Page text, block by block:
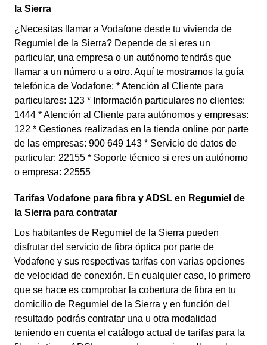
la Sierra
¿Necesitas llamar a Vodafone desde tu vivienda de
Regumiel de la Sierra? Depende de si eres un
particular, una empresa o un autónomo tendrás que
llamar a un número u a otro. Aquí te mostramos la guía
telefónica de Vodafone: * Atención al Cliente para
particulares: 123 * Información particulares no clientes:
1444 * Atención al Cliente para autónomos y empresas:
122 * Gestiones realizadas en la tienda online por parte
de las empresas: 900 649 143 * Servicio de datos de
particular: 22155 * Soporte técnico si eres un autónomo
o empresa: 22555
Tarifas Vodafone para fibra y ADSL en Regumiel de
la Sierra para contratar
Los habitantes de Regumiel de la Sierra pueden
disfrutar del servicio de fibra óptica por parte de
Vodafone y sus respectivas tarifas con varias opciones
de velocidad de conexión. En cualquier caso, lo primero
que se hace es comprobar la cobertura de fibra en tu
domicilio de Regumiel de la Sierra y en función del
resultado podrás contratar una u otra modalidad
teniendo en cuenta el catálogo actual de tarifas para la